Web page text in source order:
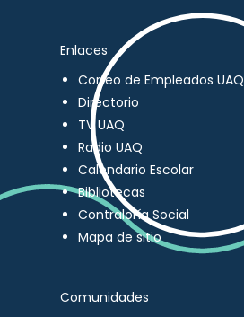
Enlaces
Correo de Empleados UAQ
Directorio
TV UAQ
Radio UAQ
Calendario Escolar
Bibliotecas
Contraloría Social
Mapa de sitio
Comunidades